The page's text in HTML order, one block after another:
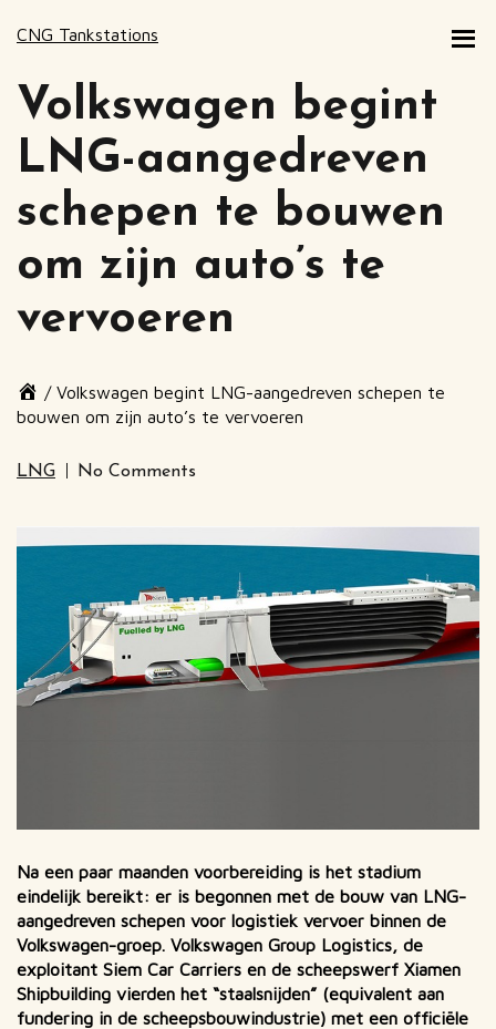
CNG Tankstations
Volkswagen begint
LNG-aangedreven
schepen te bouwen
om zijn auto’s te
vervoeren
Page
breadcrumbs
/ Volkswagen begint LNG-aangedreven schepen te
bouwen om zijn auto’s te vervoeren
of
LNG No Comments
Na een paar maanden voorbereiding is het stadium
eindelijk bereikt: er is begonnen met de bouw van LNG-
aangedreven schepen voor logistiek vervoer binnen de
Volkswagen-groep. Volkswagen Group Logistics, de
exploitant Siem Car Carriers en de scheepswerf Xiamen
Shipbuilding vierden het “staalsnijden” (equivalent aan
fundering in de scheepsbouwindustrie) met een officiële